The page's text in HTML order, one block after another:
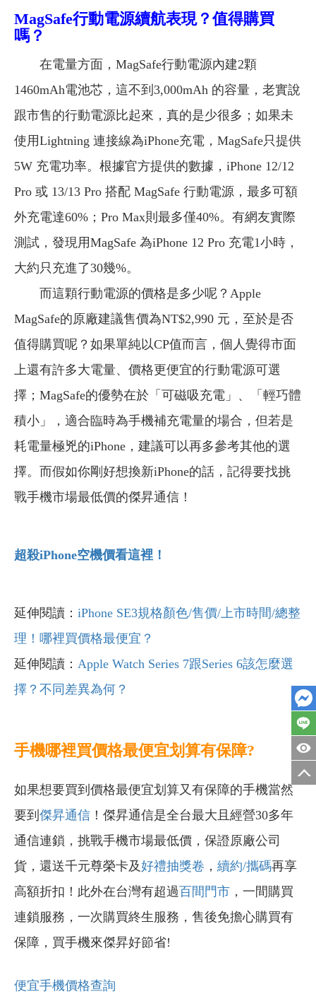
MagSafe行動電源續航表現？值得購買
嗎？
在電量方面，MagSafe行動電源內建2顆
1460mAh電池芯，這不到3,000mAh 的容量，老實說
跟市售的行動電源比起來，真的是少很多；如果未
使用Lightning 連接線為iPhone充電，MagSafe只提供
5W 充電功率。根據官方提供的數據，iPhone 12/12
Pro 或 13/13 Pro 搭配 MagSafe 行動電源，最多可額
外充電達60%；Pro Max則最多僅40%。有網友實際
測試，發現用MagSafe 為iPhone 12 Pro 充電1小時，
大約只充進了30幾%。
而這顆行動電源的價格是多少呢？Apple
MagSafe的原廠建議售價為NT$2,990 元，至於是否
值得購買呢？如果單純以CP值而言，個人覺得市面
上還有許多大電量、價格更便宜的行動電源可選
擇；MagSafe的優勢在於「可磁吸充電」、「輕巧體
積小」，適合臨時為手機補充電量的場合，但若是
耗電量極兇的iPhone，建議可以再多參考其他的選
擇。 而假如你剛好想換新iPhone的話，記得要找挑
戰手機市場最低價的傑昇通信！
超殺iPhone空機價看這裡！
延伸閱讀： iPhone SE3規格顏色/售價/上市時間/總整
理！哪裡買價格最便宜？
延伸閱讀： Apple Watch Series 7跟Series 6該怎麼選
擇？不同差異為何？
手機哪裡買價格最便宜划算有保障?
如果想要買到價格最便宜划算又有保障的手機當然
要到 傑昇通信 ！傑昇通信是全台最大且經營30多年
通信連鎖，挑戰手機市場最低價，保證原廠公司
貨，還送千元尊榮卡及好禮抽獎卷 ， 續約/攜碼再享
高額折扣！此外在台灣有超過百間門市 ，一間購買
連鎖服務，一次購買終生服務，售後免擔心購買有
保障，買手機來傑昇好節省!
便宜手機價格查詢